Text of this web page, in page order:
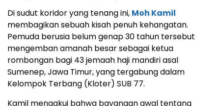
Di sudut koridor yang tenang ini, Moh Kamil
membagikan sebuah kisah penuh kehangatan.
Pemuda berusia belum genap 30 tahun tersebut
mengemban amanah besar sebagai ketua
rombongan bagi 43 jemaah haji mandiri asal
Sumenep, Jawa Timur, yang tergabung dalam
Kelompok Terbang (Kloter) SUB 77.
Kamil mengakui bahwa bayangan awal tentang